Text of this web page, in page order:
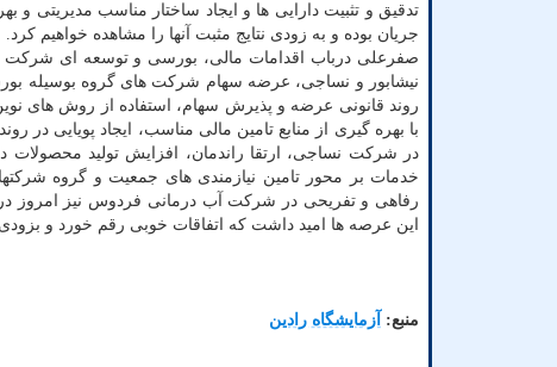
تدقیق و تثبیت دارایی ها و ایجاد ساختار مناسب مدیریتی و
جریان بوده و به زودی نتایج مثبت آنها را مشاهده خواهیم کرد.
صفرعلی درباب اقدامات مالی، بورسی و توسعه ای
نیشابور و نساجی، عرضه سهام شرکت های گروه بوسیله
روند قانونی عرضه و پذیرش سهام، استفاده از روش های
با بهره گیری از منابع تامین مالی مناسب، ایجاد پویایی در
در شرکت نساجی، ارتقا راندمان، افزایش تولید
خدمات بر محور تامین نیازمندی های جمعیت و گروه
رفاهی و تفریحی در شرکت آب درمانی فردوس نیز امروز
این عرصه ها امید داشت که اتفاقات خوبی رقم خورد و
منبع: آزمایشگاه رادین